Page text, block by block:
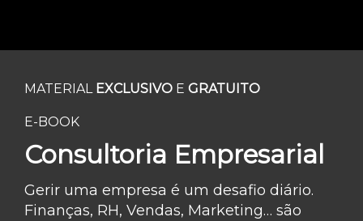
MATERIALEXCLUSIVO E GRATUITO
E-BOOK
Consultoria Empresarial
Gerir uma empresa é um desafio diário.
Finanças, RH, Vendas, Marketing… são